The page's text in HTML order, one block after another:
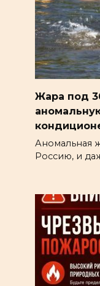
Жара под
Аномальная
Россию, и